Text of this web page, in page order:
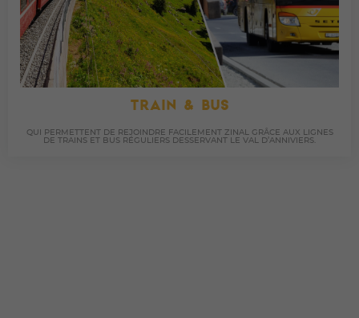
TRAIN & BUS
QUI PERMETTENT DE REJOINDRE FACILEMENT ZINAL GRÂCE AUX LIGNES
DE TRAINS ET BUS RÉGULIERS DESSERVANT LE VAL D’ANNIVIERS.